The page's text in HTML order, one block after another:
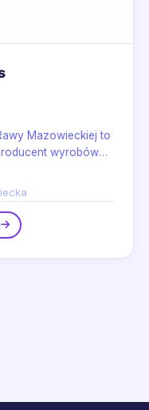
Mazowieckiej to
wyrobów